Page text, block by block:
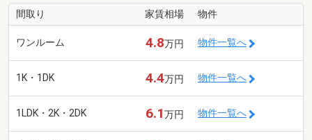
間取り 家賃相場 物件
ワンルーム 4.8万円 物件一覧へ
1K・1DK 4.4万円 物件一覧へ
1LDK・2K・2DK 6.1万円 物件一覧へ